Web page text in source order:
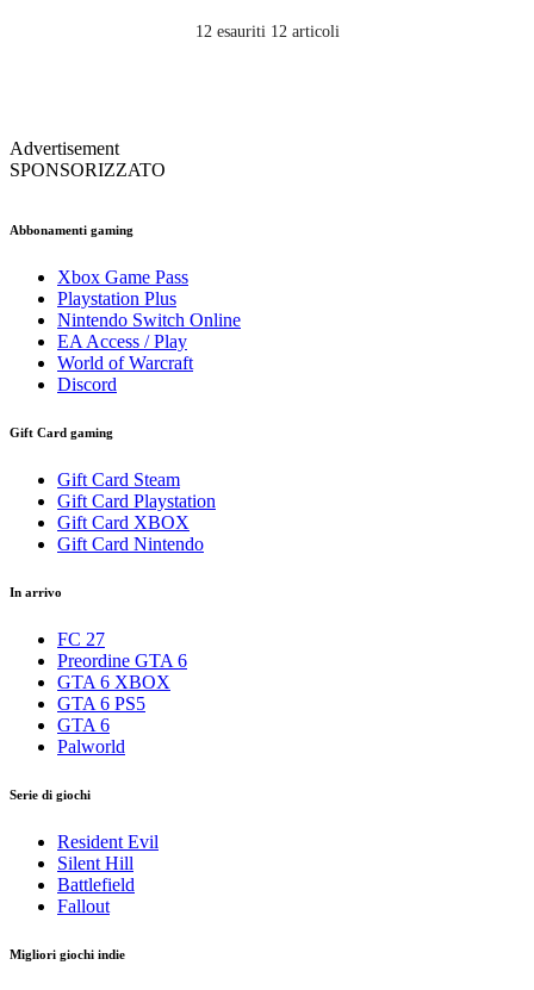
12 esauriti 12 articoli
Advertisement
SPONSORIZZATO
Abbonamenti gaming
Xbox Game Pass
Playstation Plus
Nintendo Switch Online
EA Access / Play
World of Warcraft
Discord
Gift Card gaming
Gift Card Steam
Gift Card Playstation
Gift Card XBOX
Gift Card Nintendo
In arrivo
FC 27
Preordine GTA 6
GTA 6 XBOX
GTA 6 PS5
GTA 6
Palworld
Serie di giochi
Resident Evil
Silent Hill
Battlefield
Fallout
Migliori giochi indie